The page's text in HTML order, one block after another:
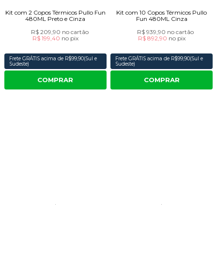
Kit com 2 Copos Térmicos Pullo Fun
480ML Preto e Cinza
R$ 209,90 no cartão
R$ 199,40 no pix
Frete GRÁTIS acima de R$99,90(Sul e
Sudeste)
COMPRAR
Kit com 10 Copos Térmicos Pullo
Fun 480ML Cinza
R$ 939,90 no cartão
R$ 892,90 no pix
Frete GRÁTIS acima de R$99,90(Sul e
Sudeste)
COMPRAR